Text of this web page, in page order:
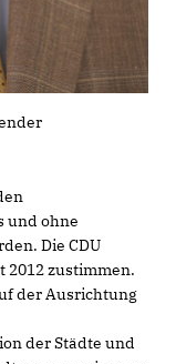
und ohne
Die CDU
2012 zustimmen.
der Ausrichtung
der Städte und